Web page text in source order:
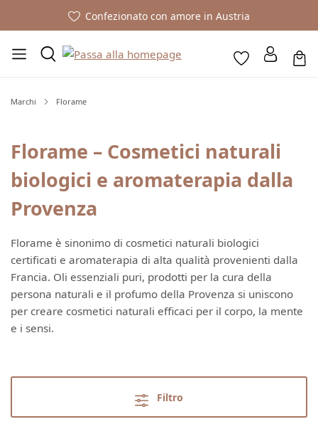
Confezionato con amore in Austria
Marchi Florame
Florame – Cosmetici naturali
biologici e aromaterapia dalla
Provenza
Florame è sinonimo di cosmetici naturali biologici
certificati e aromaterapia di alta qualità provenienti dalla
Francia. Oli essenziali puri, prodotti per la cura della
persona naturali e il profumo della Provenza si uniscono
per creare cosmetici naturali efficaci per il corpo, la mente
e i sensi.
Filtro